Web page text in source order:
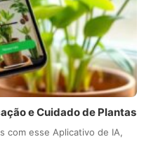
e Cuidado de Plantas
com esse Aplicativo de IA,